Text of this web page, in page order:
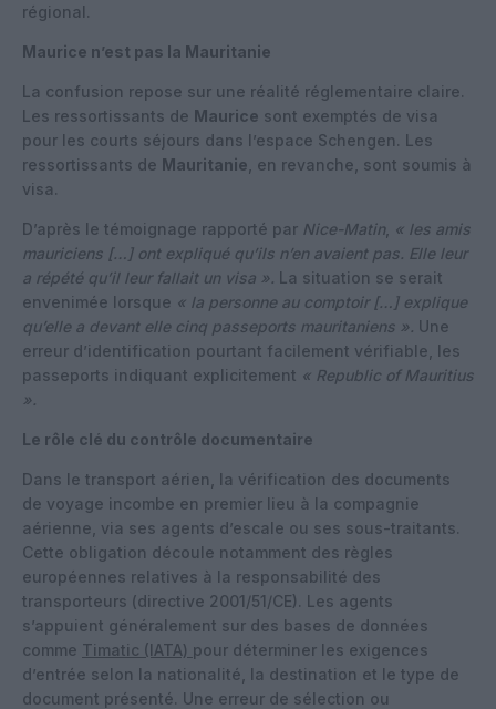
régional.
Maurice n’est pas la Mauritanie
La confusion repose sur une réalité réglementaire claire.
Les ressortissants de Maurice sont exemptés de visa
pour les courts séjours dans l’espace Schengen. Les
ressortissants de Mauritanie , en revanche, sont soumis à
visa.
D’après le témoignage rapporté par Nice-Matin « les amis
mauriciens […] ont expliqué qu’ils n’en avaient pas. Elle leur
a répété qu’il leur fallait un visa ». La situation se serait
envenimée lorsque « la personne au comptoir […] explique
qu’elle a devant elle cinq passeports mauritaniens ». Une
erreur d’identification pourtant facilement vérifiable, les
passeports indiquant explicitement « Republic of Mauritius
».
Le rôle clé du contrôle documentaire
Dans le transport aérien, la vérification des documents
de voyage incombe en premier lieu à la compagnie
aérienne, via ses agents d’escale ou ses sous-traitants.
Cette obligation découle notamment des règles
européennes relatives à la responsabilité des
transporteurs (directive 2001/51/CE). Les agents
s’appuient généralement sur des bases de données
comme Timatic (IATA) pour déterminer les exigences
d’entrée selon la nationalité, la destination et le type de
document présenté. Une erreur de sélection ou